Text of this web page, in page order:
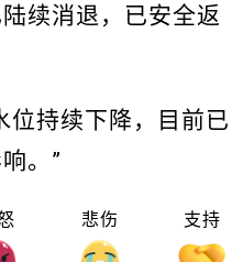
续消退，已安全返
位持续下降，目前已
。”
悲伤 支持